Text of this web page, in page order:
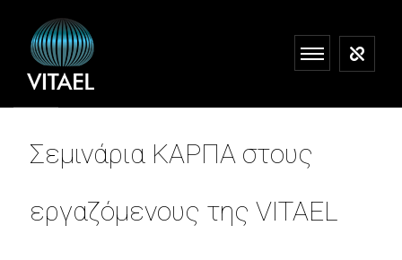
Σεμινάρια ΚΑΡΠΑ στους
εργαζόμενους της VITAEL